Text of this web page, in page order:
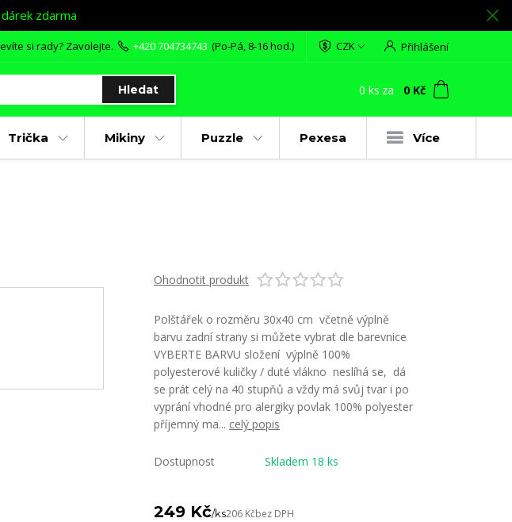
zdarma
CZK Přihlášení
Hledat
si rady? Zavolejte. +420 704734743 (Po-Pá, 8-16 hod.)
0 ks za 0 Kč
Trička Mikiny Puzzle Pexesa Více
Ohodnotit produkt
Polštářek o rozměru 30x40 cm včetně výplně
barvu zadní strany si můžete vybrat dle barevnice
VYBERTE BARVU složení výplně 100%
polyesterové kuličky / duté vlákno neslíhá se, dá
se prát celý na 40 stupňů a vždy má svůj tvar i po
vyprání vhodné pro alergiky povlak 100% polyester
příjemný ma... celý popis
Dostupnost Skladem 18 ks
249 Kč/ks206 Kčbez DPH